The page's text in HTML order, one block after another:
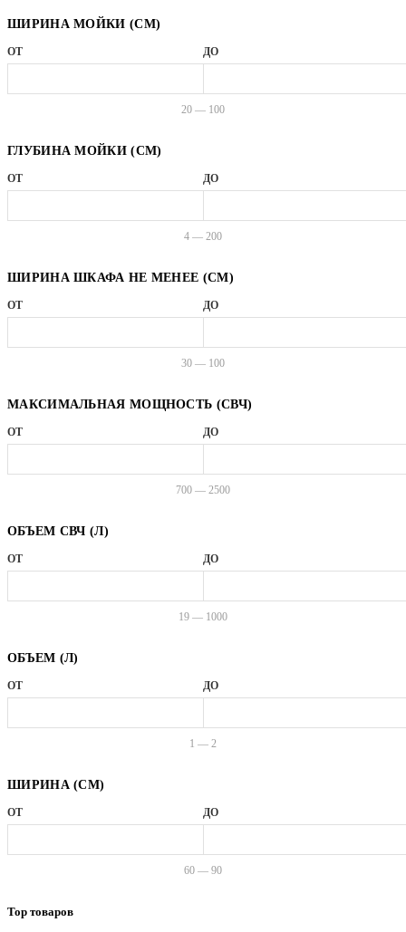
ШИРИНА МОЙКИ (СМ)
ОТ ДО
20 — 100
ГЛУБИНА МОЙКИ (СМ)
ОТ ДО
4 — 200
ШИРИНА ШКАФА НЕ МЕНЕЕ (СМ)
ОТ ДО
30 — 100
МАКСИМАЛЬНАЯ МОЩНОСТЬ (СВЧ)
ОТ ДО
700 — 2500
ОБЪЕМ СВЧ (Л)
ОТ ДО
19 — 1000
ОБЪЕМ (Л)
ОТ ДО
1 — 2
ШИРИНА (СМ)
ОТ ДО
60 — 90
Top товаров